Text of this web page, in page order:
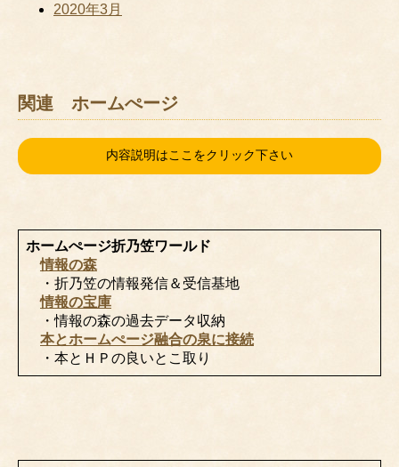
2020年3月
関連 ホームぺージ
内容説明はここをクリック下さい
ホームぺージ折乃笠ワールド
情報の森
・折乃笠の情報発信＆受信基地
情報の宝庫
・情報の森の過去データ収納
本とホームぺージ融合の泉に接続
・本とＨＰの良いとこ取り